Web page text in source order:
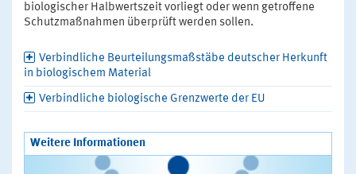
biologischer Halbwertszeit vorliegt oder wenn getroffene
Schutzmaßnahmen überprüft werden sollen.
Verbindliche Beurteilungsmaßstäbe deutscher Herkunft
in biologischem Material
Verbindliche biologische Grenzwerte der EU
Weitere Informationen